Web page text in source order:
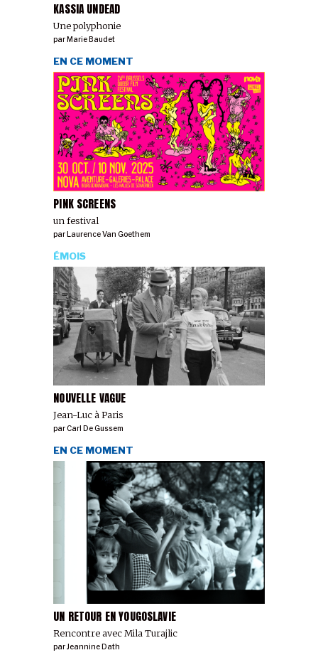
KASSIA UNDEAD
Une polyphonie
par Marie Baudet
PINK SCREENS
un festival
EN CE MOMENT
parLaurence Van Goethem
NOUVELLE VAGUE
Jean-Luc à Paris
ÉMOIS
parCarl De Gussem
UN RETOUR EN YOUGOSLAVIE
Rencontre avec Mila Turajlic
EN CE MOMENT
parJeannine Dath